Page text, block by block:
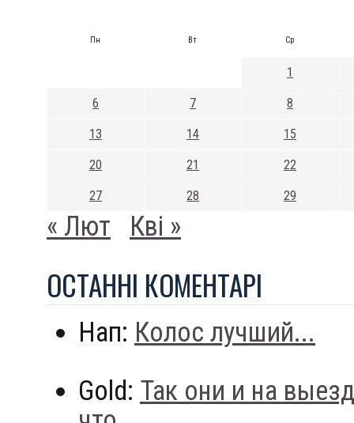
Пн Вт Ср
1
6 7 8
13 14 15
20 21 22
27 28 29
« Лют Кві »
ОСТАННI КОМЕНТАРI
Нап: Колос лучший...
Gold: Так они и на